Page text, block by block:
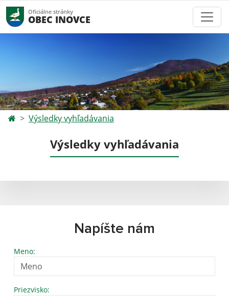
Oficiálne stránky
OBEC INOVCE
Výsledky vyhľadávania
Výsledky vyhľadávania
Napíšte nám
Meno:
Priezvisko: